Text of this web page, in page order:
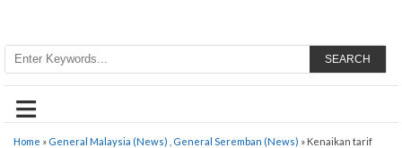
SEARCH
≡
Home » General Malaysia (News) General Seremban (News) » Kenaikan tarif